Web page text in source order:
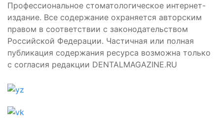
Профессиональное стоматологическое интернет-
издание. Все содержание охраняется авторским
правом в соответствии с законодательством
Российской Федерации. Частичная или полная
публикация содержания ресурса возможна только
с согласия редакции DENTALMAGAZINE.RU